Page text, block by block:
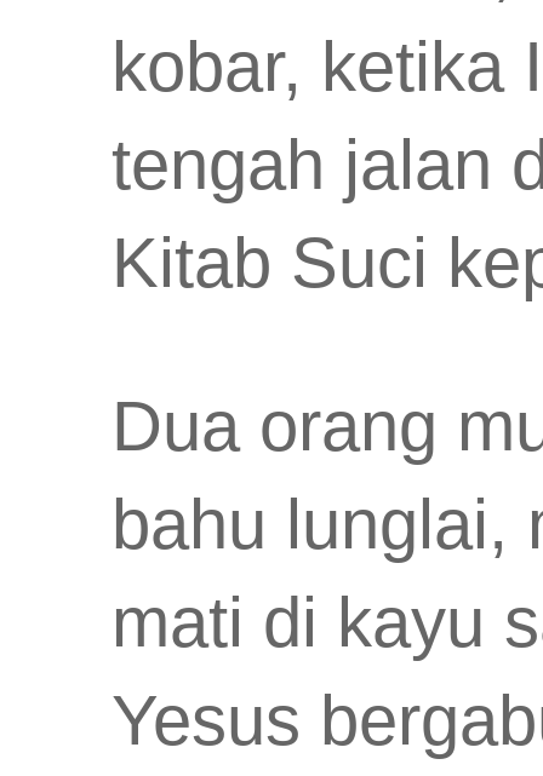
kobar, ketika
tengah jalan
Kitab Suci
Dua orang
bahu lunglai,
mati di kayu
Yesus